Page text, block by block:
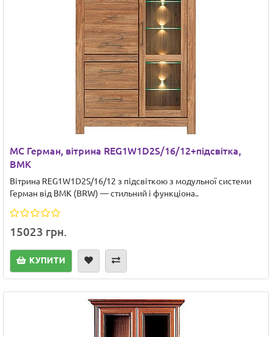
МС Герман, вітрина REG1W1D2S/16/12+підсвітка,
ВМК
Вітрина REG1W1D2S/16/12 з підсвіткою з модульної системи
Герман від ВМК (BRW) — стильний і функціона..
15023 грн.
КУПИТИ